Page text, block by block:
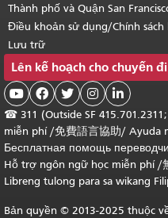
Thành phố và Quận San
Điều khoản sử dụng/Chính
Lưu trữ
Lên kế hoạch cho chuyến
    
☎ 311 (Outside SF
miễn phí /免費語言協助/ Ayuda
Бесплатная помощь
Hỗ trợ ngôn ngữ học miễn phí/
Libreng tulong para sa wikang
Bản quyền © 2013-2025 thuộc